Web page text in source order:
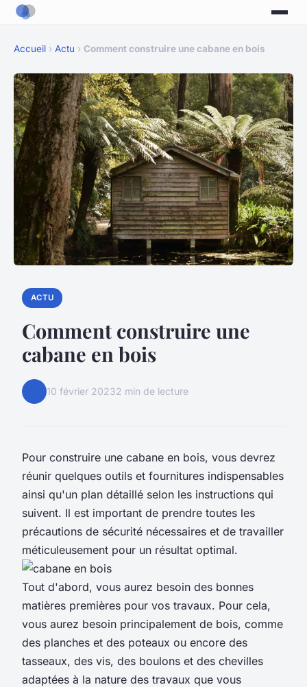
Accueil › Actu › Comment construire une cabane en bois
ACTU
Comment construire une
cabane en bois
10 février 20232 min de lecture
Pour construire une cabane en bois, vous devrez
réunir quelques outils et fournitures indispensables
ainsi qu'un plan détaillé selon les instructions qui
suivent. Il est important de prendre toutes les
précautions de sécurité nécessaires et de travailler
méticuleusement pour un résultat optimal.
Tout d'abord, vous aurez besoin des bonnes
matières premières pour vos travaux. Pour cela,
vous aurez besoin principalement de bois, comme
des planches et des poteaux ou encore des
tasseaux, des vis, des boulons et des chevilles
adaptées à la nature des travaux que vous